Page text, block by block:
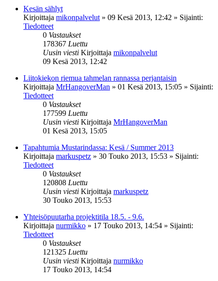
Kesän sählyt
Kirjoittaja mikonpalvelut » 09 Kesä 2013, 12:42 » Sijainti:
Tiedotteet
0 Vastaukset
178367 Luettu
Uusin viesti Kirjoittaja mikonpalvelut
09 Kesä 2013, 12:42
Liitokiekon riemua tahmelan rannassa perjantaisin
Kirjoittaja MrHangoverMan » 01 Kesä 2013, 15:05 » Sijainti:
Tiedotteet
0 Vastaukset
177599 Luettu
Uusin viesti Kirjoittaja MrHangoverMan
01 Kesä 2013, 15:05
Tapahtumia Mustarindassa: Kesä / Summer 2013
Kirjoittaja markuspetz » 30 Touko 2013, 15:53 » Sijainti:
Tiedotteet
0 Vastaukset
120808 Luettu
Uusin viesti Kirjoittaja markuspetz
30 Touko 2013, 15:53
Yhteisöpuutarha projektitila 18.5. - 9.6.
Kirjoittaja nurmikko » 17 Touko 2013, 14:54 » Sijainti:
Tiedotteet
0 Vastaukset
121325 Luettu
Uusin viesti Kirjoittaja nurmikko
17 Touko 2013, 14:54